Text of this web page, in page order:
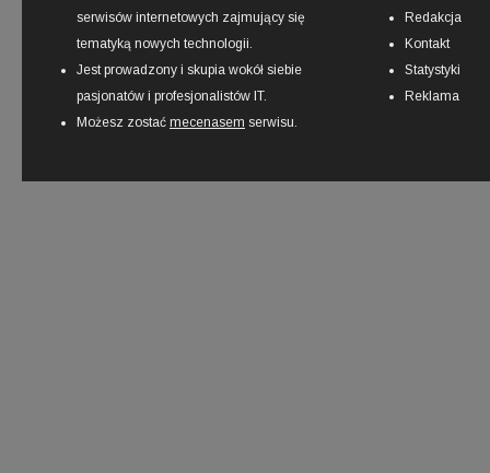
serwisów internetowych zajmujący się
tematyką nowych technologii.
Jest prowadzony i skupia wokół siebie
pasjonatów i profesjonalistów IT.
Możesz zostać mecenasem serwisu.
Redakcja
Kontakt
Statystyki
Reklama